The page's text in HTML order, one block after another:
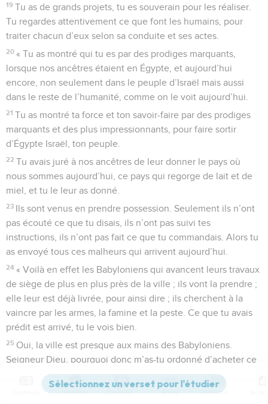
19 Tu as de grands projets, tu es souverain pour les réaliser.
Tu regardes attentivement ce que font les humains, pour
traiter chacun d’eux selon sa conduite et ses actes.
20 « Tu as montré qui tu es par des prodiges marquants,
lorsque nos ancêtres étaient en Égypte, et aujourd’hui
encore, non seulement dans le peuple d’Israël mais aussi
dans le reste de l’humanité, comme on le voit aujourd’hui.
21 Tu as montré ta force et ton savoir-faire par des prodiges
marquants et des plus impressionnants, pour faire sortir
d’Égypte Israël, ton peuple.
22 Tu avais juré à nos ancêtres de leur donner le pays où
nous sommes aujourd’hui, ce pays qui regorge de lait et de
miel, et tu le leur as donné.
23 Ils sont venus en prendre possession. Seulement ils n’ont
pas écouté ce que tu disais, ils n’ont pas suivi tes
instructions, ils n’ont pas fait ce que tu commandais. Alors tu
as envoyé tous ces malheurs qui arrivent aujourd’hui.
24 « Voilà en effet les Babyloniens qui avancent leurs travaux
de siège de plus en plus près de la ville ; ils vont la prendre ;
elle leur est déjà livrée, pour ainsi dire ; ils cherchent à la
vaincre par les armes, la famine et la peste. Ce que tu avais
prédit est arrivé, tu le vois bien.
25 Oui, la ville est presque aux mains des Babyloniens.
Seigneur Dieu, pourquoi donc m’as-tu ordonné d’acheter ce
champ et de le payer comptant devant témoins ? »
Versions Commentaires Strong